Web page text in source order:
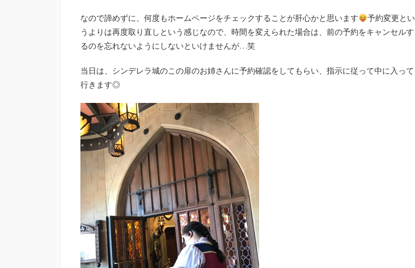
なので諦めずに、何度もホームページをチェックすることが肝心かと思います
予約変更とい
うよりは再度取り直しという感じなので、時間を変えられた場合は、前の予約をキャンセルす
るのを忘れないようにしないといけませんが…笑
当日は、シンデレラ城のこの扉のお姉さんに予約確認をしてもらい、指示に従って中に入って
行きます◎